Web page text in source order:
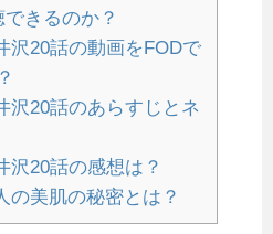
きるのか？
沢20話の動画をFODで
沢20話のあらすじとネ
沢20話の感想は？
の美肌の秘密とは？